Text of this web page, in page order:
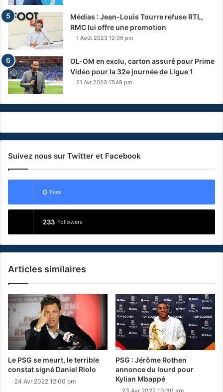
Médias : Jean-Louis Tourre refuse RTL,
RMC lui offre une promotion
1 Août 2023 12:06 pm
OL-OM en exclu, carton assuré pour Prime
Vidéo pour la 32e journée de Ligue 1
21 Avr 2023 17:48 pm
Suivez nous sur Twitter et Facebook
0 Fans
233 Followers
Articles similaires
Le PSG se meurt, le terrible
constat signé Daniel Riolo
24 Avr 2022 12:00 pm
PSG : Jérôme Rothen
annonce du lourd pour
Kylian Mbappé